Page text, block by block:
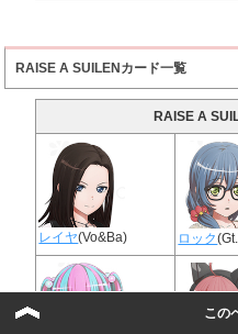
RAISE A SUILENカード一覧
RAISE A
レイヤ(Vo&Ba) ロック
この